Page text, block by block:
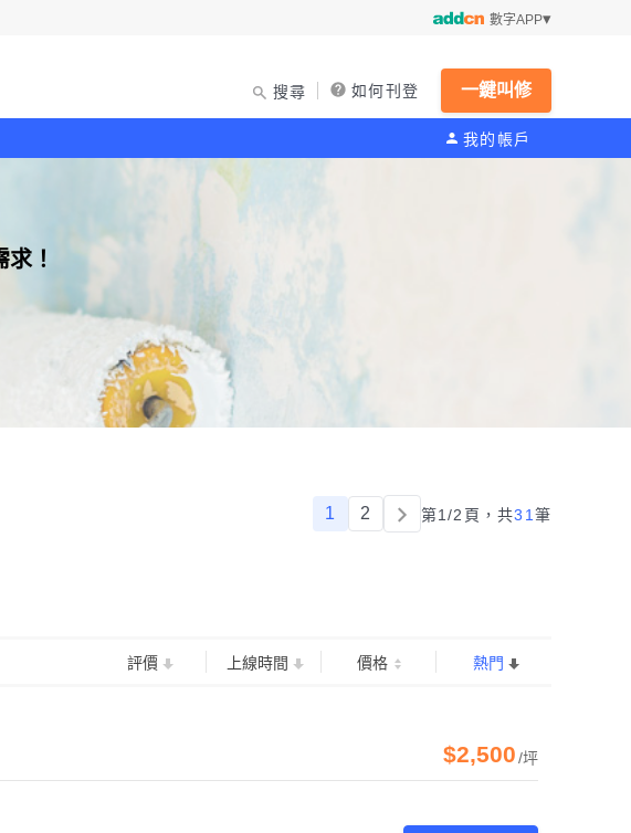
數字APP
搜尋 如何刊登 一鍵叫修
我的帳戶
！
1 2 第1/2頁， 共31 筆
評價 上線時間 價格 熱門
$2,500/坪